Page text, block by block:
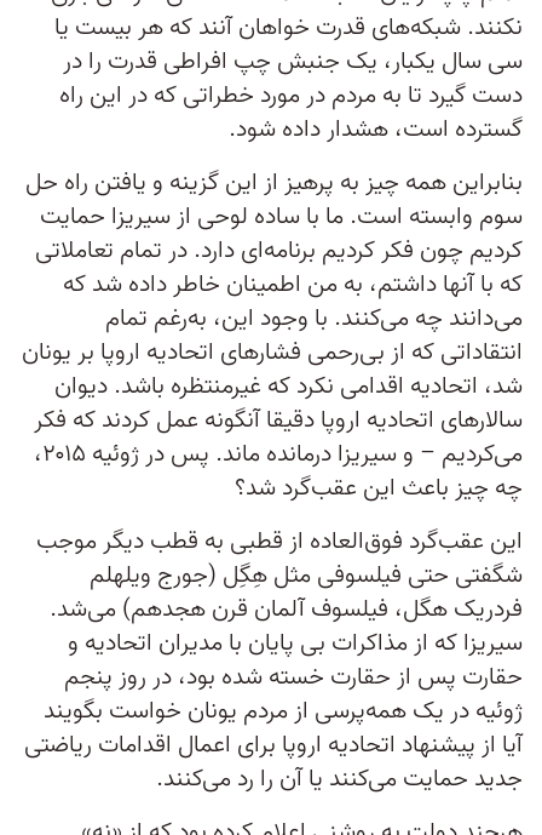
نکنند. شبکه‌های قدرت خواهان آنند که هر بیست یا
سی سال یکبار، یک جنبش چپ افراطی قدرت را در
دست گیرد تا به مردم در مورد خطراتی که در این راه
گسترده است، هشدار داده شود.
بنابراین همه چیز به پرهیز از این گزینه و یافتن راه حل
سوم وابسته است. ما با ساده لوحی از سیریزا حمایت
کردیم چون فکر کردیم برنامه‌ای دارد. در تمام تعاملاتی
که با آنها داشتم، به من اطمینان خاطر داده شد که
می‌دانند چه می‌کنند. با وجود این، به‌رغم تمام
انتقاداتی که از بی‌رحمی فشارهای اتحادیه اروپا بر یونان
شد، اتحادیه اقدامی نکرد که غیرمنتظره باشد. دیوان
سالارهای اتحادیه اروپا دقیقا آنگونه عمل کردند که فکر
می‌کردیم – و سیریزا درمانده ماند. پس در ژوئیه ۲۰۱۵،
چه چیز باعث این عقب‌گرد شد؟
این عقب‌گرد فوق‌العاده از قطبی به قطب دیگر موجب
شگفتی حتی فیلسوفی مثل هِگِل (جورج ویلهلم
فردریک هگل، فیلسوف آلمان قرن هجدهم) می‌شد.
سیریزا که از مذاکرات بی پایان با مدیران اتحادیه و
حقارت پس از حقارت خسته شده بود، در روز پنجم
ژوئیه در یک همه‌پرسی از مردم یونان خواست بگویند
آیا از پیشنهاد اتحادیه اروپا برای اعمال اقدامات ریاضتی
جدید حمایت می‌کنند یا آن را رد می‌کنند.